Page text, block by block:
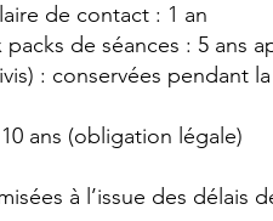
de contact : 1 an
de séances : 5 ans
: conservées pendant
ans (obligation légale)
à l’issue des délais